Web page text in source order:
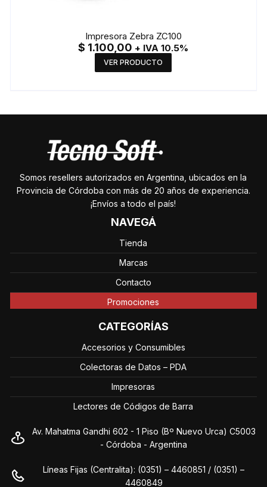
Impresora Zebra ZC100
$ 1.100,00 + IVA 10.5%
VER PRODUCTO
Somos resellers autorizados en Argentina, ubicados en la
Provincia de Córdoba con más de 20 años de experiencia.
¡Envíos a todo el país!
NAVEGÁ
Tienda
Marcas
Contacto
Promociones
CATEGORÍAS
Accesorios y Consumibles
Colectoras de Datos – PDA
Impresoras
Lectores de Códigos de Barra
Av. Mahatma Gandhi 602 - 1 Piso (Bº Nuevo Urca) C5003
- Córdoba - Argentina
Líneas Fijas (Centralita): (0351) – 4460851 / (0351) –
4460849